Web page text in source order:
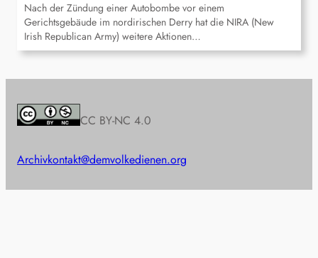
Nach der Zündung einer Autobombe vor einem
Gerichtsgebäude im nordirischen Derry hat die NIRA (New
Irish Republican Army) weitere Aktionen…
CC BY-NC 4.0
Archivkontakt@demvolkedienen.org